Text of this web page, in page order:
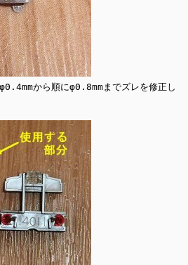
から順にφ0.8mmまでズレを修正し